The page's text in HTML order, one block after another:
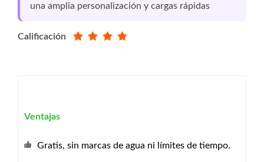
una amplia personalización y cargas rápidas
Calificación
Ventajas
Gratis, sin marcas de agua ni límites de tiempo.